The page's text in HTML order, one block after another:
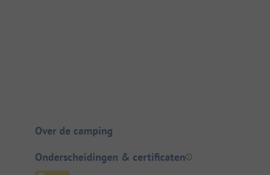
Camping introductie
Over de camping
Onderscheidingen & certificaten